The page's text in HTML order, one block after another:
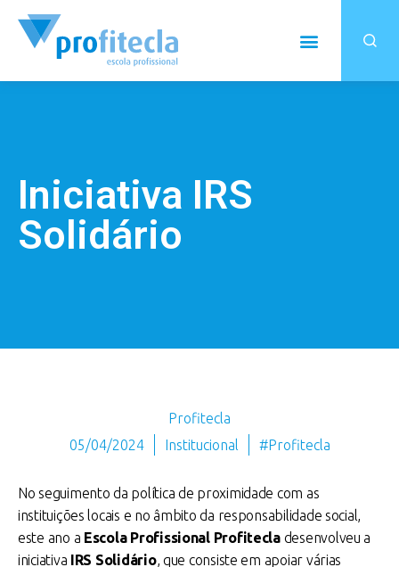
Iniciativa IRS
Solidário
Profitecla
05/04/2024
Institucional #Profitecla
No seguimento da política de proximidade com as
instituições locais e no âmbito da responsabilidade social,
este ano a Escola Profissional Profitecladesenvolveu a
iniciativa IRS Solidário, que consiste em apoiar várias